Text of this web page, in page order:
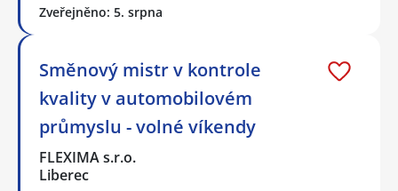
Zveřejněno: 5. srpna
Směnový mistr v kontrole
kvality v automobilovém
průmyslu - volné víkendy
FLEXIMA s.r.o.
Liberec